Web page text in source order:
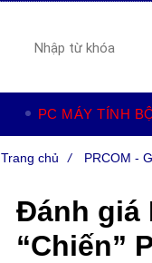
PC MÁY TÍNH
Trang chủ / PRCOM -
Đánh giá
“Chiến”